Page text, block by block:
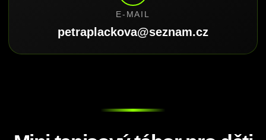
E-MAIL
petraplackova@seznam.cz